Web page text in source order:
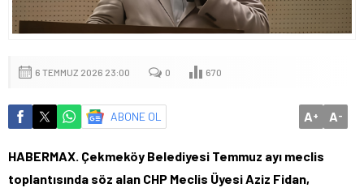
6 TEMMUZ 2026 23:00 0 670
ABONE OL A+ A-
HABERMAX. Çekmeköy Belediyesi Temmuz ayı meclis
toplantısında söz alan CHP Meclis Üyesi Aziz Fidan,